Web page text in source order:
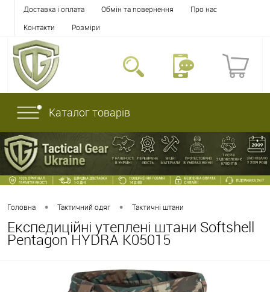
Доставка і оплата Обмін та повернення
Про нас
Контакти
Розміри
Каталог товарів
Головна • Тактичний одяг • Тактичні штани
Експедиційні утеплені штани Softshell
Pentagon HYDRA K05015